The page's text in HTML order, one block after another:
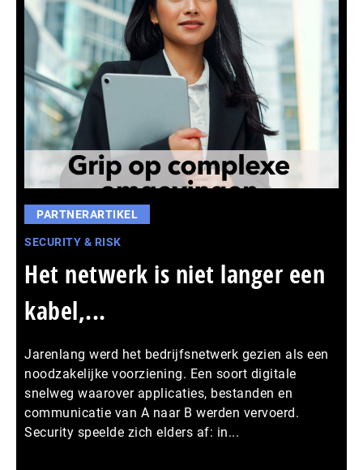
PARTNERARTIKEL
SECURITY & RISK
Het netwerk is niet langer een
kabel,...
Jarenlang werd het bedrijfsnetwerk gezien als een
noodzakelijke voorziening. Een soort digitale
snelweg waarover applicaties, bestanden en
communicatie van A naar B werden vervoerd.
Security speelde zich elders af: in...